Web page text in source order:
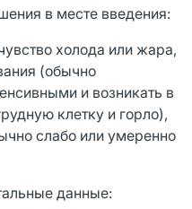
в месте введения:
холода или жара,
(обычно
и возникать в
клетку и горло),
слабо или умеренно
данные: